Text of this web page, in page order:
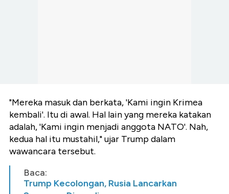
"Mereka masuk dan berkata, 'Kami ingin Krimea
kembali'. Itu di awal. Hal lain yang mereka katakan
adalah, 'Kami ingin menjadi anggota NATO'. Nah,
kedua hal itu mustahil," ujar Trump dalam
wawancara tersebut.
Baca:
Trump Kecolongan, Rusia Lancarkan